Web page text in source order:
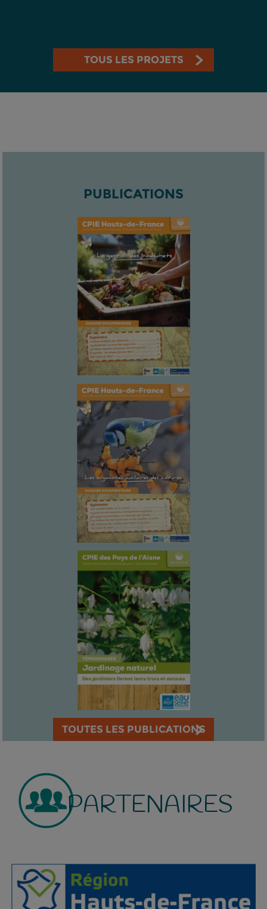
TOUS LES PROJETS
PUBLICATIONS
TOUTES LES PUBLICATIONS
PARTENAIRES